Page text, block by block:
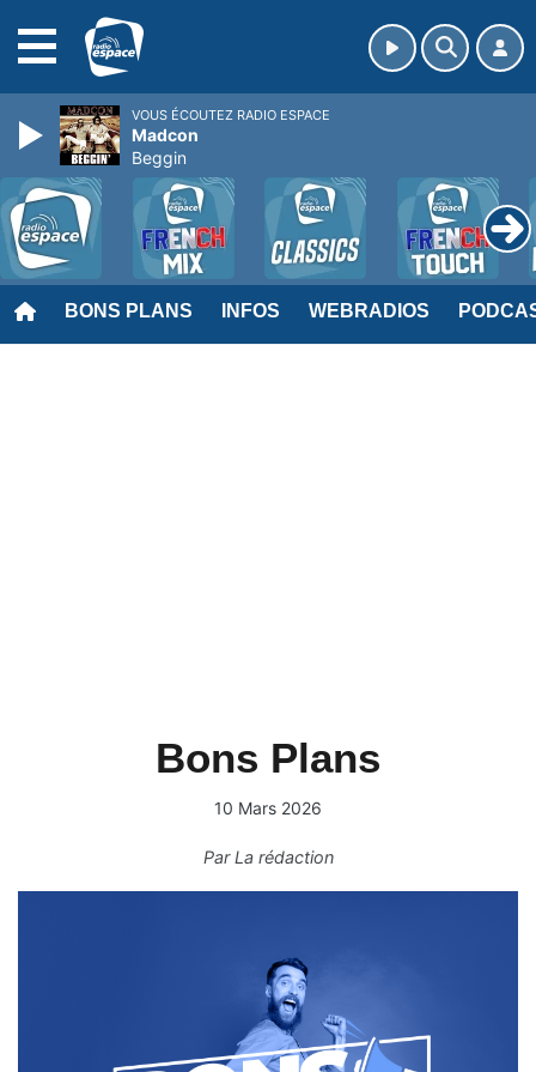
BONS PLANS INFOS WEBRADIOS
Bons Plans
10 Mars 2026
ParLa rédaction
VOUS ÉCOUTEZ RADIO ESPACE
Madcon
Beggin